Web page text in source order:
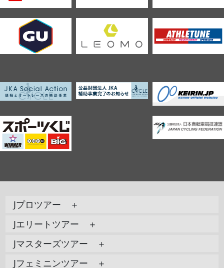
Jプロツアー ＋
Jエリートツアー ＋
Jマスターズツアー ＋
Jフェミニンツアー ＋